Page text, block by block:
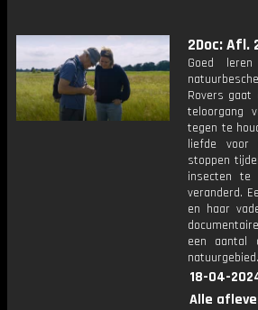
2Doc: Afl.
Goed
Rovers
teloorgang
tegen te
liefde voor
stoppen
insecten
veranderd.
en haar
een aantal
natuurgebied.
18-04-
Alle